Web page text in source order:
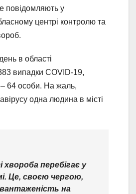
повідомляють у
центрі контролю та
в області
випадки COVID-19,
– 64 особи. На жаль,
одна людина в місті
хвороба перебігає у
Це, своєю чергою,
на